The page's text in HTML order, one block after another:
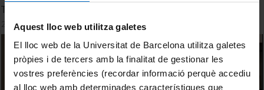
Aquest lloc web utilitza galetes
El lloc web de la Universitat de Barcelona utilitza galetes
pròpies i de tercers amb la finalitat de gestionar les
vostres preferències (recordar informació perquè accediu
al lloc web amb determinades característiques que
The current situation of OpenCourseWare in Spain
20 Septiembre, 2012